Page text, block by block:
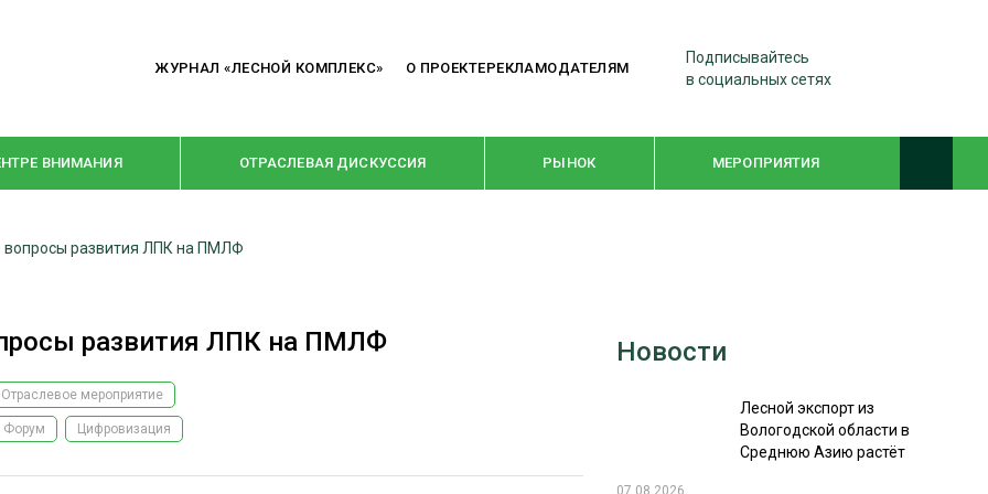
ЖУРНАЛ «ЛЕСНОЙ КОМПЛЕКС» О ПРОЕКТЕРЕКЛАМОДАТЕЛЯМ
Подписывайтесь
в социальных сетях
ВНИМАНИЯ ОТРАСЛЕВАЯ ДИСКУССИЯ РЫНОК МЕРОПРИЯТИЯ
ДОМОСТРОЕНИЕ
КРУПНЫМ ПЛАНОМ WOODEX-2021
СУШКА ДРЕВЕСИНЫ
вопросы развития ЛПК на ПМЛФ
развития ЛПК на ПМЛФ
Отраслевое мероприятие
Форум Цифровизация
Новости
Лесной экспорт из
Вологодской области в
Среднюю Азию растёт
07.08.2026